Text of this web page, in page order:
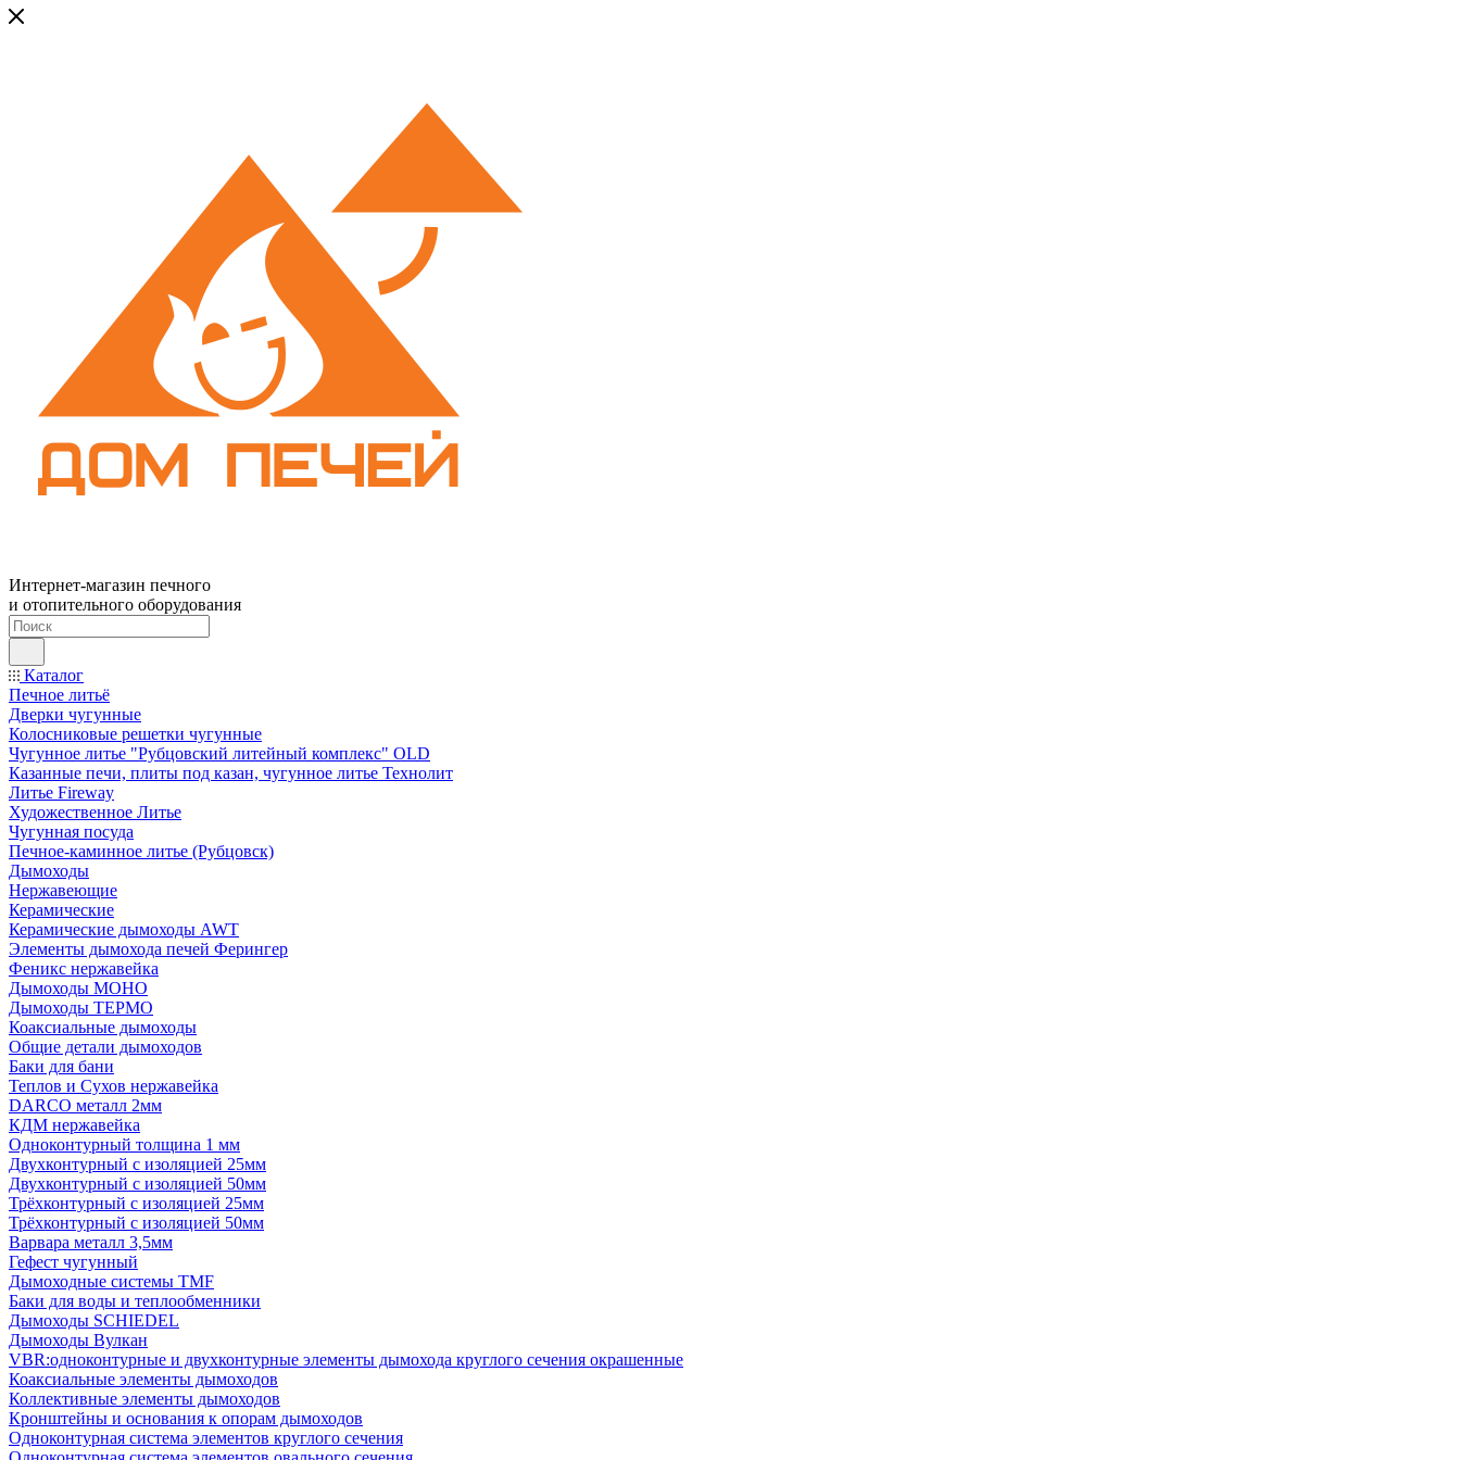
Интернет-магазин печного
и отопительного оборудования
Каталог
Печное литьё
Дверки чугунные
Колосниковые решетки чугунные
Чугунное литье "Рубцовский литейный комплекс" OLD
Казанные печи, плиты под казан, чугунное литье Технолит
Литье Fireway
Художественное Литье
Чугунная посуда
Печное-каминное литье (Рубцовск)
Дымоходы
Нержавеющие
Керамические
Керамические дымоходы AWT
Элементы дымохода печей Ферингер
Феникс нержавейка
Дымоходы МОНО
Дымоходы ТЕРМО
Коаксиальные дымоходы
Общие детали дымоходов
Баки для бани
Теплов и Сухов нержавейка
DARCO металл 2мм
КДМ нержавейка
Одноконтурный толщина 1 мм
Двухконтурный с изоляцией 25мм
Двухконтурный с изоляцией 50мм
Трёхконтурный с изоляцией 25мм
Трёхконтурный с изоляцией 50мм
Варвара металл 3,5мм
Гефест чугунный
Дымоходные системы TMF
Баки для воды и теплообменники
Дымоходы SCHIEDEL
Дымоходы Вулкан
VBR:одноконтурные и двухконтурные элементы дымохода круглого сечения окрашенные
Коаксиальные элементы дымоходов
Коллективные элементы дымоходов
Кронштейны и основания к опорам дымоходов
Одноконтурная система элементов круглого сечения